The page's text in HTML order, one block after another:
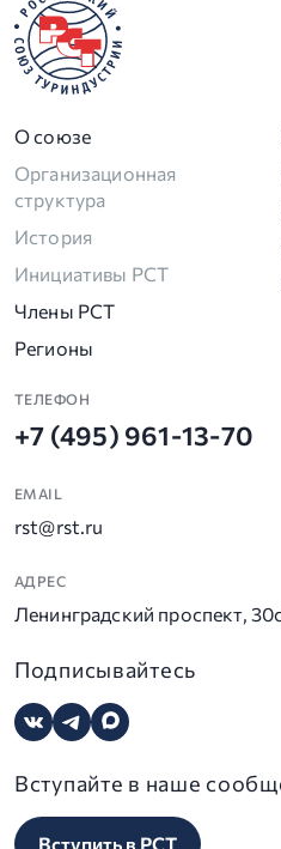
О союзе
Организационная
структура
История
Инициативы РСТ
Члены РСТ
Регионы
ТЕЛЕФОН
+7 (495) 961-13-70
EMAIL
rst@rst.ru
АДРЕС
Ленинградский проспект,
Подписывайтесь
Вступайте в наше
Вступить в РСТ